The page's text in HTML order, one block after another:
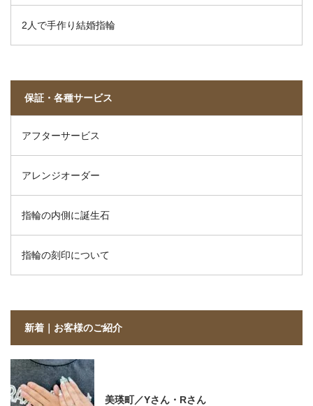
2人で手作り結婚指輪
保証・各種サービス
アフターサービス
アレンジオーダー
指輪の内側に誕生石
指輪の刻印について
新着｜お客様のご紹介
美瑛町／Yさん・Rさん